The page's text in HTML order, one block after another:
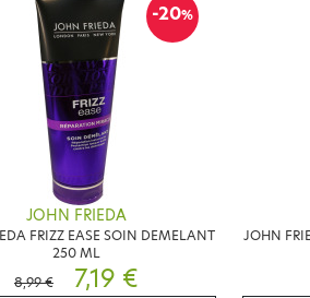
-20%
JOHN FRIEDA
FRIZZ EASE SOIN DEMELANT
250 ML
8,99 €
7,19 €
JOHN